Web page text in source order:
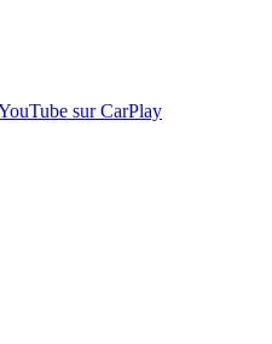
sur CarPlay